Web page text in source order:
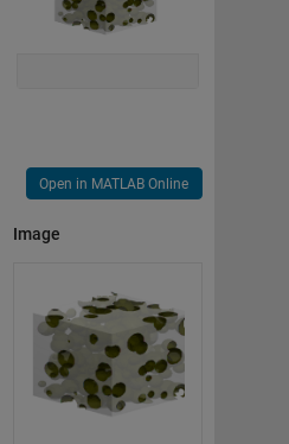
Open in MATLAB Online
Image